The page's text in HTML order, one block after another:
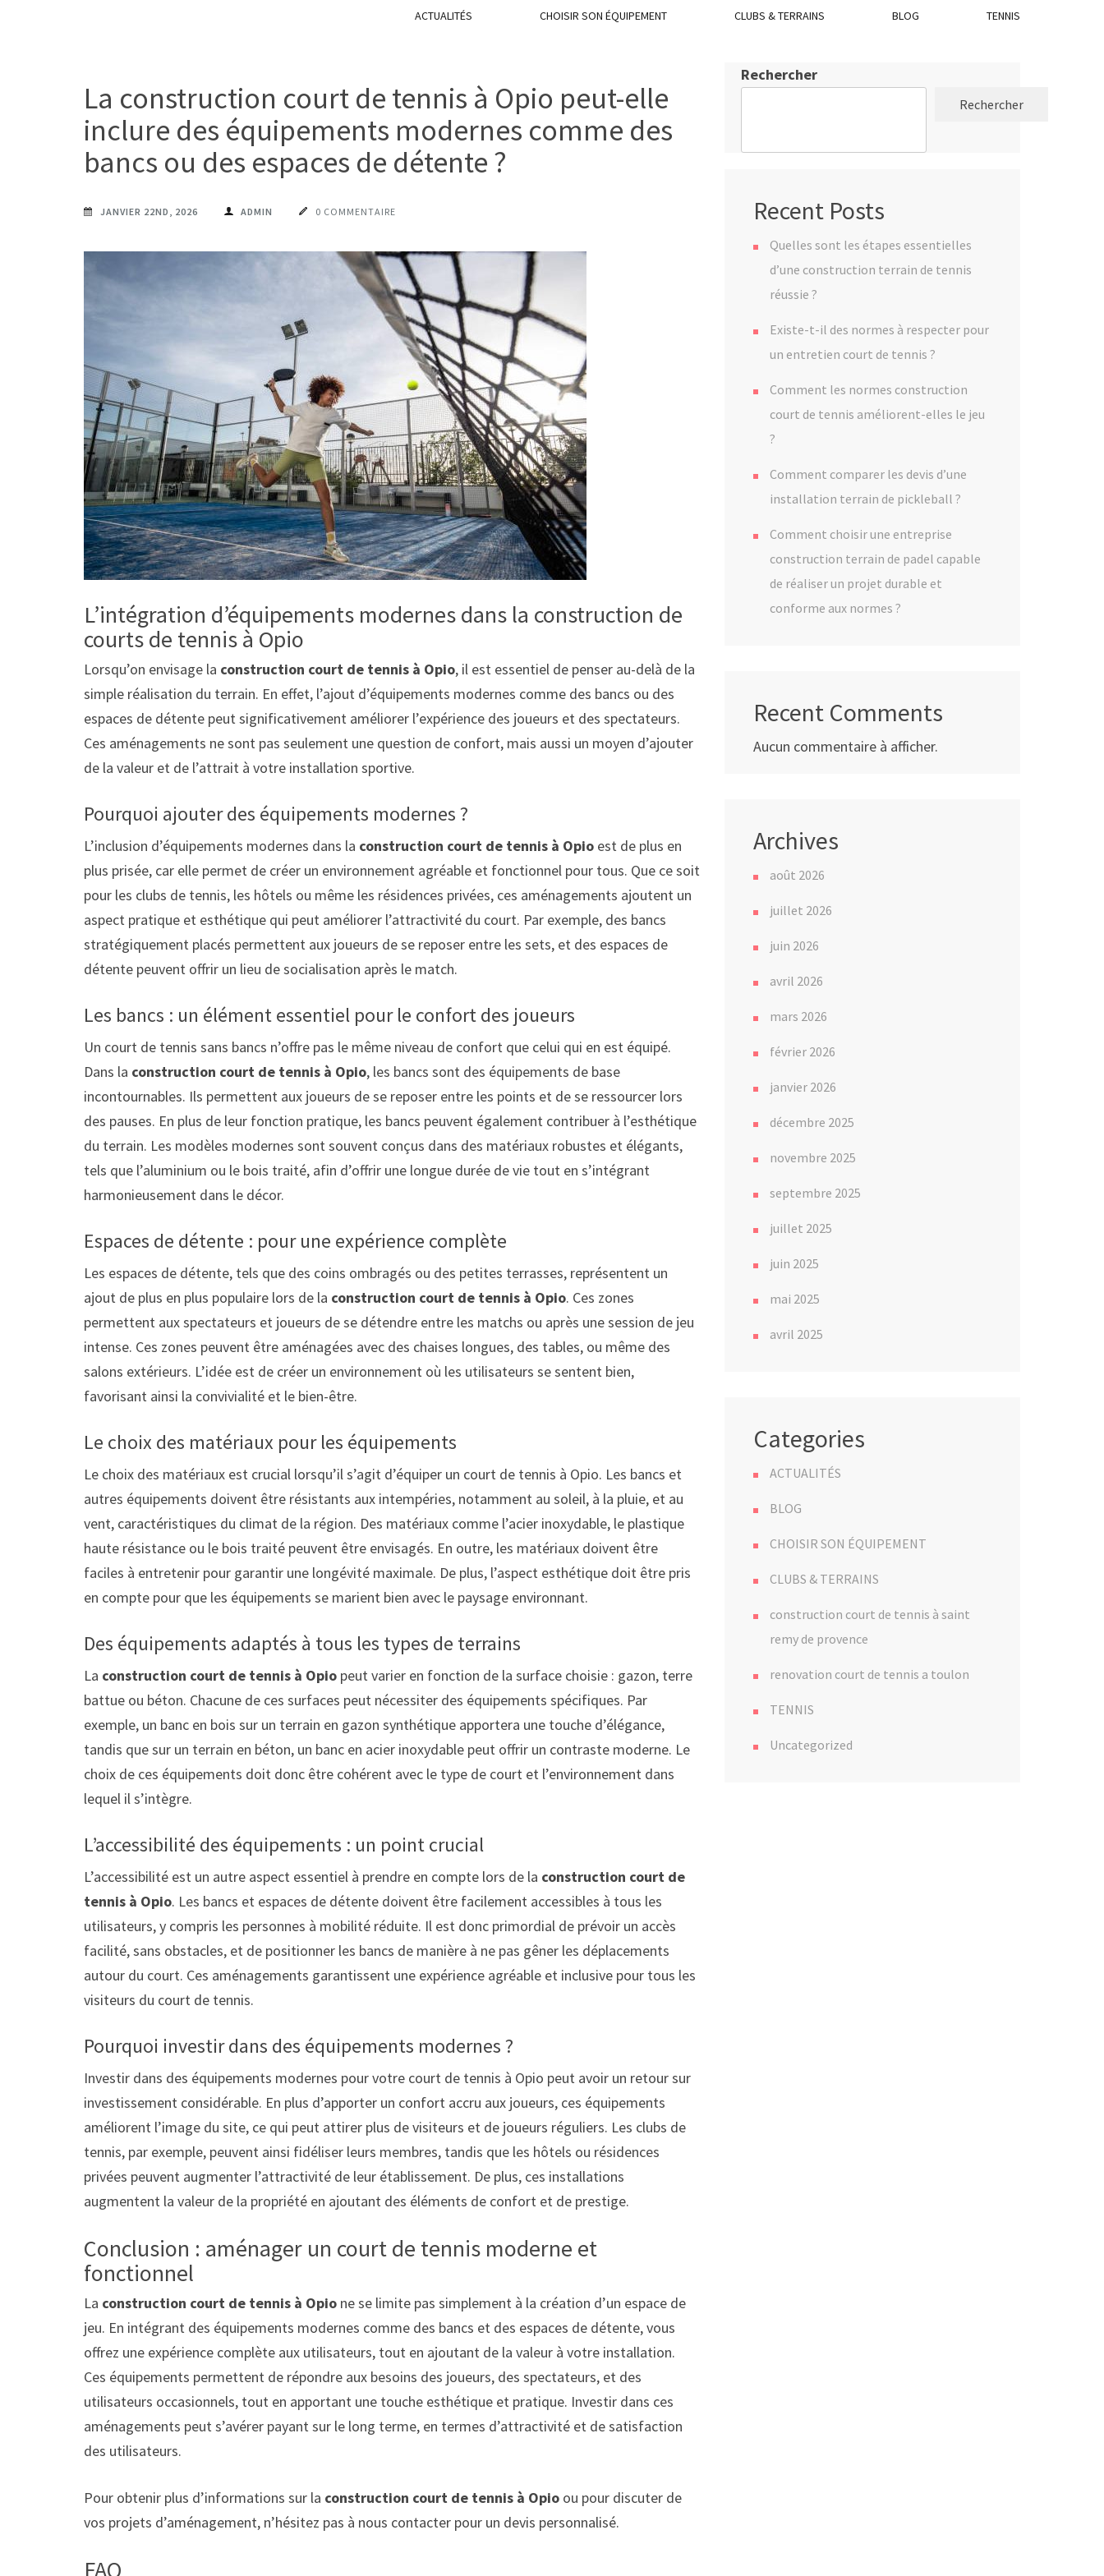
ACTUALITÉS CHOISIR SON ÉQUIPEMENT CLUBS & TERRAINS BLOG TENNIS
La construction court de tennis à Opio peut-elle
inclure des équipements modernes comme des
bancs ou des espaces de détente ?
JANVIER 22ND, 2026 ADMIN 0 COMMENTAIRE
L’intégration d’équipements modernes dans la construction de
courts de tennis à Opio
Lorsqu’on envisage la construction court de tennis à Opio, il est essentiel de penser au-delà de la
simple réalisation du terrain. En effet, l’ajout d’équipements modernes comme des bancs ou des
espaces de détente peut significativement améliorer l’expérience des joueurs et des spectateurs.
Ces aménagements ne sont pas seulement une question de confort, mais aussi un moyen d’ajouter
de la valeur et de l’attrait à votre installation sportive.
Pourquoi ajouter des équipements modernes ?
L’inclusion d’équipements modernes dans la construction court de tennis à Opio est de plus en
plus prisée, car elle permet de créer un environnement agréable et fonctionnel pour tous. Que ce soit
pour les clubs de tennis, les hôtels ou même les résidences privées, ces aménagements ajoutent un
aspect pratique et esthétique qui peut améliorer l’attractivité du court. Par exemple, des bancs
stratégiquement placés permettent aux joueurs de se reposer entre les sets, et des espaces de
détente peuvent offrir un lieu de socialisation après le match.
Les bancs : un élément essentiel pour le confort des joueurs
Un court de tennis sans bancs n’offre pas le même niveau de confort que celui qui en est équipé.
Dans la construction court de tennis à Opio, les bancs sont des équipements de base
incontournables. Ils permettent aux joueurs de se reposer entre les points et de se ressourcer lors
des pauses. En plus de leur fonction pratique, les bancs peuvent également contribuer à l’esthétique
du terrain. Les modèles modernes sont souvent conçus dans des matériaux robustes et élégants,
tels que l’aluminium ou le bois traité, afin d’offrir une longue durée de vie tout en s’intégrant
harmonieusement dans le décor.
Espaces de détente : pour une expérience complète
Les espaces de détente, tels que des coins ombragés ou des petites terrasses, représentent un
ajout de plus en plus populaire lors de la construction court de tennis à Opio. Ces zones
permettent aux spectateurs et joueurs de se détendre entre les matchs ou après une session de jeu
intense. Ces zones peuvent être aménagées avec des chaises longues, des tables, ou même des
salons extérieurs. L’idée est de créer un environnement où les utilisateurs se sentent bien,
favorisant ainsi la convivialité et le bien-être.
Le choix des matériaux pour les équipements
Le choix des matériaux est crucial lorsqu’il s’agit d’équiper un court de tennis à Opio. Les bancs et
autres équipements doivent être résistants aux intempéries, notamment au soleil, à la pluie, et au
vent, caractéristiques du climat de la région. Des matériaux comme l’acier inoxydable, le plastique
haute résistance ou le bois traité peuvent être envisagés. En outre, les matériaux doivent être
faciles à entretenir pour garantir une longévité maximale. De plus, l’aspect esthétique doit être pris
en compte pour que les équipements se marient bien avec le paysage environnant.
Des équipements adaptés à tous les types de terrains
La construction court de tennis à Opio peut varier en fonction de la surface choisie : gazon, terre
battue ou béton. Chacune de ces surfaces peut nécessiter des équipements spécifiques. Par
exemple, un banc en bois sur un terrain en gazon synthétique apportera une touche d’élégance,
tandis que sur un terrain en béton, un banc en acier inoxydable peut offrir un contraste moderne. Le
choix de ces équipements doit donc être cohérent avec le type de court et l’environnement dans
lequel il s’intègre.
L’accessibilité des équipements : un point crucial
L’accessibilité est un autre aspect essentiel à prendre en compte lors de la construction court de
tennis à Opio. Les bancs et espaces de détente doivent être facilement accessibles à tous les
utilisateurs, y compris les personnes à mobilité réduite. Il est donc primordial de prévoir un accès
facilité, sans obstacles, et de positionner les bancs de manière à ne pas gêner les déplacements
autour du court. Ces aménagements garantissent une expérience agréable et inclusive pour tous les
visiteurs du court de tennis.
Pourquoi investir dans des équipements modernes ?
Investir dans des équipements modernes pour votre court de tennis à Opio peut avoir un retour sur
investissement considérable. En plus d’apporter un confort accru aux joueurs, ces équipements
améliorent l’image du site, ce qui peut attirer plus de visiteurs et de joueurs réguliers. Les clubs de
tennis, par exemple, peuvent ainsi fidéliser leurs membres, tandis que les hôtels ou résidences
privées peuvent augmenter l’attractivité de leur établissement. De plus, ces installations
augmentent la valeur de la propriété en ajoutant des éléments de confort et de prestige.
Conclusion : aménager un court de tennis moderne et
fonctionnel
La construction court de tennis à Opio ne se limite pas simplement à la création d’un espace de
jeu. En intégrant des équipements modernes comme des bancs et des espaces de détente, vous
offrez une expérience complète aux utilisateurs, tout en ajoutant de la valeur à votre installation.
Ces équipements permettent de répondre aux besoins des joueurs, des spectateurs, et des
utilisateurs occasionnels, tout en apportant une touche esthétique et pratique. Investir dans ces
aménagements peut s’avérer payant sur le long terme, en termes d’attractivité et de satisfaction
des utilisateurs.
Pour obtenir plus d’informations sur la construction court de tennis à Opio ou pour discuter de
vos projets d’aménagement, n’hésitez pas à nous contacter pour un devis personnalisé.
FAQ
Rechercher
Rechercher
Recent Posts
Quelles sont les étapes essentielles
d’une construction terrain de tennis
réussie ?
Existe-t-il des normes à respecter pour
un entretien court de tennis ?
Comment les normes construction
court de tennis améliorent-elles le jeu
?
Comment comparer les devis d’une
installation terrain de pickleball ?
Comment choisir une entreprise
construction terrain de padel capable
de réaliser un projet durable et
conforme aux normes ?
Recent Comments
Aucun commentaire à afficher.
Archives
août 2026
juillet 2026
juin 2026
avril 2026
mars 2026
février 2026
janvier 2026
décembre 2025
novembre 2025
septembre 2025
juillet 2025
juin 2025
mai 2025
avril 2025
Categories
ACTUALITÉS
BLOG
CHOISIR SON ÉQUIPEMENT
CLUBS & TERRAINS
construction court de tennis à saint
remy de provence
renovation court de tennis a toulon
TENNIS
Uncategorized